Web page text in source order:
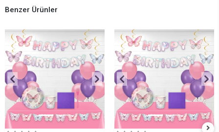
Benzer Ürünler